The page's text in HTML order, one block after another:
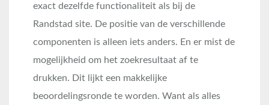
exact dezelfde functionaliteit als bij de
Randstad site. De positie van de verschillende
componenten is alleen iets anders. En er mist de
mogelijkheid om het zoekresultaat af te
drukken. Dit lijkt een makkelijke
beoordelingsronde te worden. Want als alles